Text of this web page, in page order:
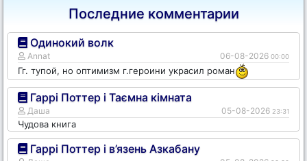
Последние комментарии
Одинокий волк
Annat 06-08-2026 00:00
Гг. тупой, но оптимизм г.героини украсил роман
Гаррі Поттер і Таємна кімната
Даша 05-08-2026 23:31
Чудова книга
Гаррі Поттер і в’язень Азкабану